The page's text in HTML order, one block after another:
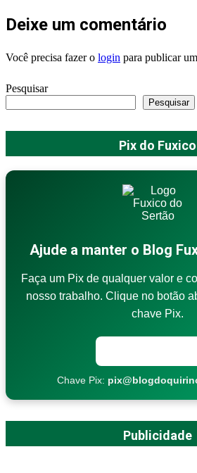
Deixe um comentário
Você precisa fazer o login para publicar
Pesquisar
Pesquisar
Pix do Fuxico
Ajude a manter o Blog
Faça um Pix de qualquer valor e
nosso trabalho. Clique no botão
chave Pix.
Chave Pix:
Publicidade